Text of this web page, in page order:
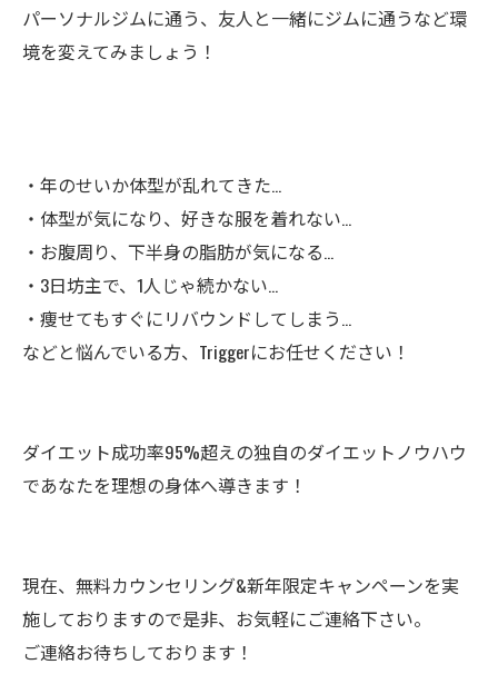
パーソナルジムに通う、友人と一緒にジムに通うなど環
境を変えてみましょう！
・年のせいか体型が乱れてきた...
・体型が気になり、好きな服を着れない...
・お腹周り、下半身の脂肪が気になる...
・3日坊主で、1人じゃ続かない...
・痩せてもすぐにリバウンドしてしまう...
などと悩んでいる方、Triggerにお任せください！
ダイエット成功率95%超えの独自のダイエットノウハウ
であなたを理想の身体へ導きます！
現在、無料カウンセリング&新年限定キャンペーンを実
施しておりますので是非、お気軽にご連絡下さい。
ご連絡お待ちしております！